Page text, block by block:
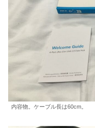
内容物。ケーブル長は60cm。